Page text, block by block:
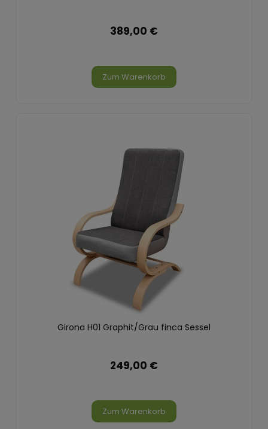
389,00 €
Zum Warenkorb
Girona H01 Graphit/Grau finca Sessel
249,00 €
Zum Warenkorb